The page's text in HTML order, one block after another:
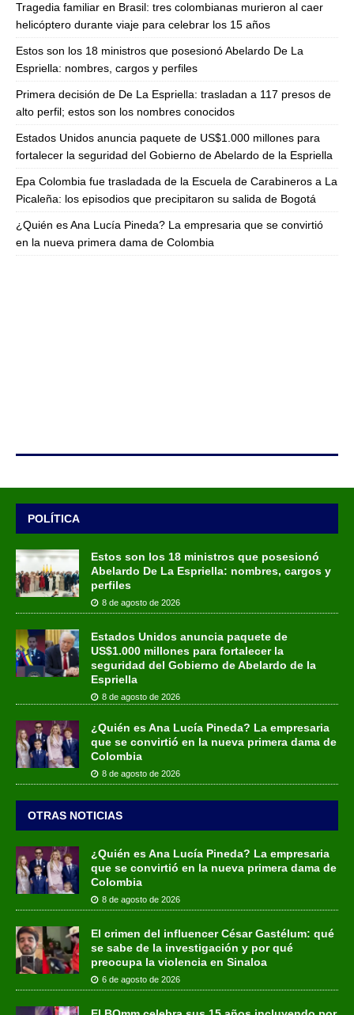
Tragedia familiar en Brasil: tres colombianas murieron al caer
helicóptero durante viaje para celebrar los 15 años
Estos son los 18 ministros que posesionó Abelardo De La
Espriella: nombres, cargos y perfiles
Primera decisión de De La Espriella: trasladan a 117 presos de
alto perfil; estos son los nombres conocidos
Estados Unidos anuncia paquete de US$1.000 millones para
fortalecer la seguridad del Gobierno de Abelardo de la Espriella
Epa Colombia fue trasladada de la Escuela de Carabineros a La
Picaleña: los episodios que precipitaron su salida de Bogotá
¿Quién es Ana Lucía Pineda? La empresaria que se convirtió
en la nueva primera dama de Colombia
POLÍTICA
Estos son los 18 ministros que posesionó
Abelardo De La Espriella: nombres, cargos y
perfiles
8 de agosto de 2026
Estados Unidos anuncia paquete de
US$1.000 millones para fortalecer la
seguridad del Gobierno de Abelardo de la
Espriella
8 de agosto de 2026
¿Quién es Ana Lucía Pineda? La empresaria
que se convirtió en la nueva primera dama de
Colombia
8 de agosto de 2026
OTRAS NOTICIAS
¿Quién es Ana Lucía Pineda? La empresaria
que se convirtió en la nueva primera dama de
Colombia
8 de agosto de 2026
El crimen del influencer César Gastélum: qué
se sabe de la investigación y por qué
preocupa la violencia en Sinaloa
6 de agosto de 2026